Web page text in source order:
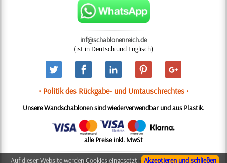
inf@schablonenreich.de
(ist in Deutsch und Englisch)
• Politik des Rückgabe- und Umtauschrechtes •
Unsere Wandschablonen sind wiederverwendbar und aus Plastik.
alle Preise inkl. MwSt
© 2006-2025 Design: Natali M.Akzeptieren und schließen
Auf dieser Website werden Cookies eingesetzt,